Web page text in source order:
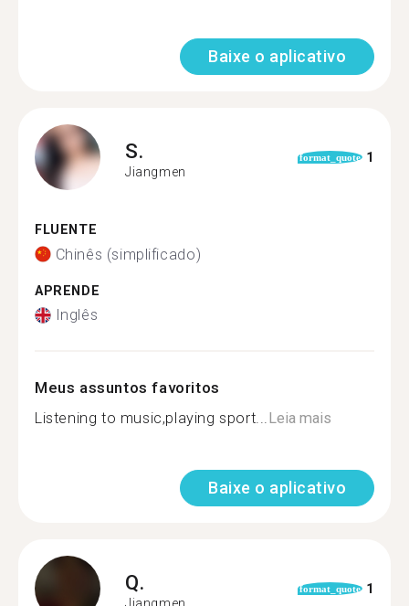
Baixe o aplicativo
S.
Jiangmen
format_quote 1
FLUENTE
Chinês (simplificado)
APRENDE
Inglês
Meus assuntos favoritos
Listening to music,playing sport...Leia mais
Baixe o aplicativo
Q.
Jiangmen
format_quote 1